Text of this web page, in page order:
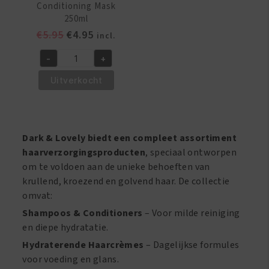
Conditioning Mask
250ml
€5.95 Oorspronkelijke
was:
€4.95 Huidige
prijs
is:
incl.
Dark
Conditioning
Mask
250ml
aantal
- +
Dark & Lovely biedt een compleet assortiment
haarverzorgingsproducten, speciaal ontworpen
om te voldoen aan de unieke behoeften van
krullend, kroezend en golvend haar. De collectie
omvat:
Shampoos & Conditioners – Voor milde reiniging
en diepe hydratatie.
Hydraterende Haarcrèmes – Dagelijkse formules
voor voeding en glans.